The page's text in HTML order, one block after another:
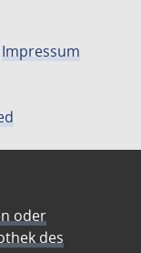
Impressum
oder
des